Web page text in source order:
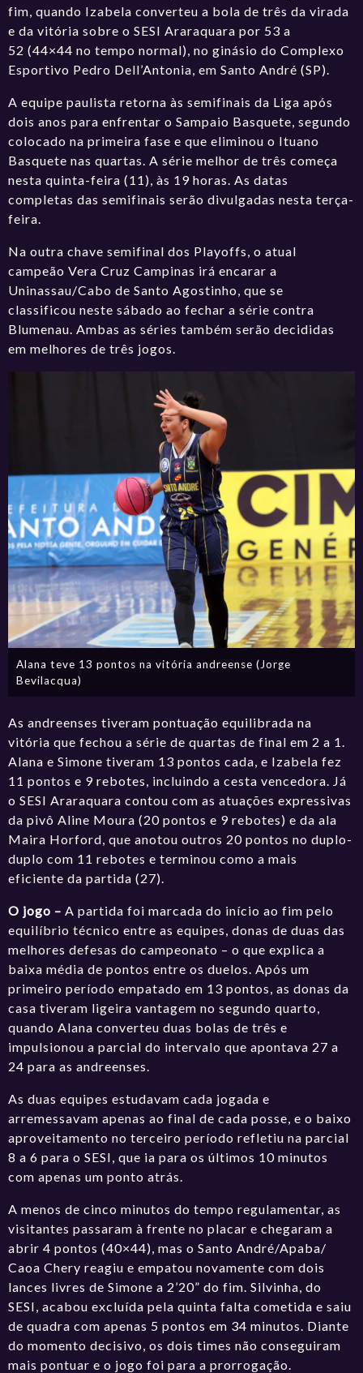
fim, quando Izabela converteu a bola de três da virada
e da vitória sobre o SESI Araraquara por 53 a
52 (44×44 no tempo normal), no ginásio do Complexo
Esportivo Pedro Dell’Antonia, em Santo André (SP).
A equipe paulista retorna às semifinais da Liga após
dois anos para enfrentar o Sampaio Basquete, segundo
colocado na primeira fase e que eliminou o Ituano
Basquete nas quartas. A série melhor de três começa
nesta quinta-feira (11), às 19 horas. As datas
completas das semifinais serão divulgadas nesta terça-
feira.
Na outra chave semifinal dos Playoffs, o atual
campeão Vera Cruz Campinas irá encarar a
Uninassau/Cabo de Santo Agostinho, que se
classificou neste sábado ao fechar a série contra
Blumenau. Ambas as séries também serão decididas
em melhores de três jogos.
Alana teve 13 pontos na vitória andreense (Jorge
Bevilacqua)
As andreenses tiveram pontuação equilibrada na
vitória que fechou a série de quartas de final em 2 a 1.
Alana e Simone tiveram 13 pontos cada, e Izabela fez
11 pontos e 9 rebotes, incluindo a cesta vencedora. Já
o SESI Araraquara contou com as atuações expressivas
da pivô Aline Moura (20 pontos e 9 rebotes) e da ala
Maira Horford, que anotou outros 20 pontos no duplo-
duplo com 11 rebotes e terminou como a mais
eficiente da partida (27).
O jogo –A partida foi marcada do início ao fim pelo
equilíbrio técnico entre as equipes, donas de duas das
melhores defesas do campeonato – o que explica a
baixa média de pontos entre os duelos. Após um
primeiro período empatado em 13 pontos, as donas da
casa tiveram ligeira vantagem no segundo quarto,
quando Alana converteu duas bolas de três e
impulsionou a parcial do intervalo que apontava 27 a
24 para as andreenses.
As duas equipes estudavam cada jogada e
arremessavam apenas ao final de cada posse, e o baixo
aproveitamento no terceiro período refletiu na parcial
8 a 6 para o SESI, que ia para os últimos 10 minutos
com apenas um ponto atrás.
A menos de cinco minutos do tempo regulamentar, as
visitantes passaram à frente no placar e chegaram a
abrir 4 pontos (40×44), mas o Santo André/Apaba/
Caoa Chery reagiu e empatou novamente com dois
lances livres de Simone a 2’20” do fim. Silvinha, do
SESI, acabou excluída pela quinta falta cometida e saiu
de quadra com apenas 5 pontos em 34 minutos. Diante
do momento decisivo, os dois times não conseguiram
mais pontuar e o jogo foi para a prorrogação.